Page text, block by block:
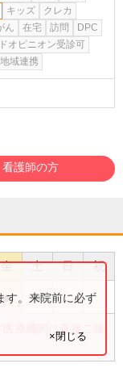
キッズ
クレカ
ん 在宅 訪問
DPC
オピニオン受診可
地域連携
看護師の方
金 土 日 祝
● ●
療機関に直接ご確
す。来院前に必ず
×閉じる